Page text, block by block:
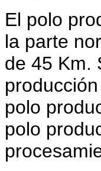
El polo
la parte
de 45 Km.
polo
polo